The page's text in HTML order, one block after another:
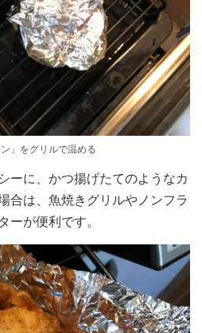
」をグリルで温める
ーに、かつ揚げたてのようなカ
合は、魚焼きグリルやノンフラ
ーが便利です。